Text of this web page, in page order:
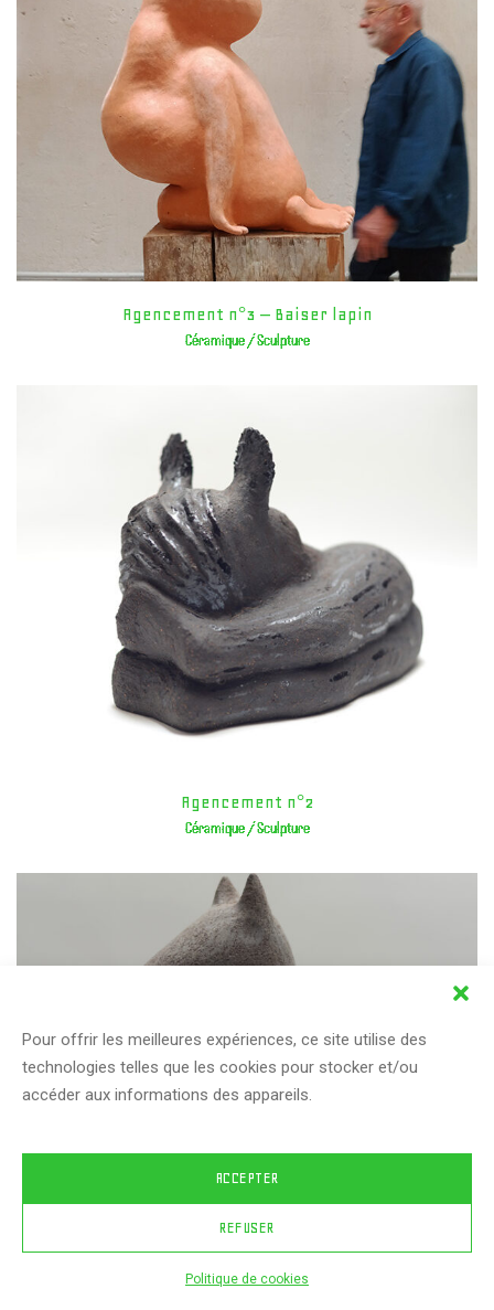
Pour offrir les meilleures expériences, ce site utilise des
technologies telles que les cookies pour stocker et/ou
accéder aux informations des appareils.
ACCEPTER
REFUSER
Politique de cookies
Agencement n°3 – Baiser lapin
Céramique / Sculpture
Agencement n°2
Céramique / Sculpture
Agencement n°1 – EURK !